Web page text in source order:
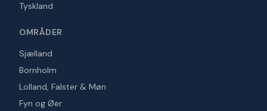
Tyskland
OMRÅDER
Sjælland
Bornholm
Lolland, Falster & Møn
Fyn og Øer